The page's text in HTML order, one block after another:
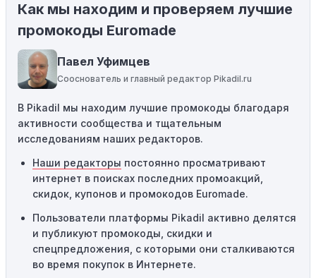
Ограничения на использование промокода:
Некоторые промокоды распространяются только на
определенные товары, бренды или категории. Если вы
пытаетесь применить код к товару, не
соответствующему критериям, он не сработает.
промокоды требуют соблюдения минимального
порога покупки, чтобы получить право на скидку. Если
сумма в корзине не соответствует указанному порогу,
код не сработает.
Географические ограничения:Действие некоторых
промокодов может быть ограничено определенными
местами или регионами. Если вы находитесь за
пределами указанного региона, то код не будет
применяться.
Как мы находим и проверяем лучшие
промокоды Euromade
Павел Уфимцев
Сооснователь и главный редактор Pikadil.ru
В Pikadil мы находим лучшие промокоды благодаря
активности сообщества и тщательным
исследованиям наших редакторов.
Наши редакторы постоянно просматривают
интернет в поисках последних промоакций,
скидок, купонов и промокодов Euromade.
Пользователи платформы Pikadil активно делятся
и публикуют промокоды, скидки и
спецпредложения, с которыми они сталкиваются
во время покупок в Интернете.